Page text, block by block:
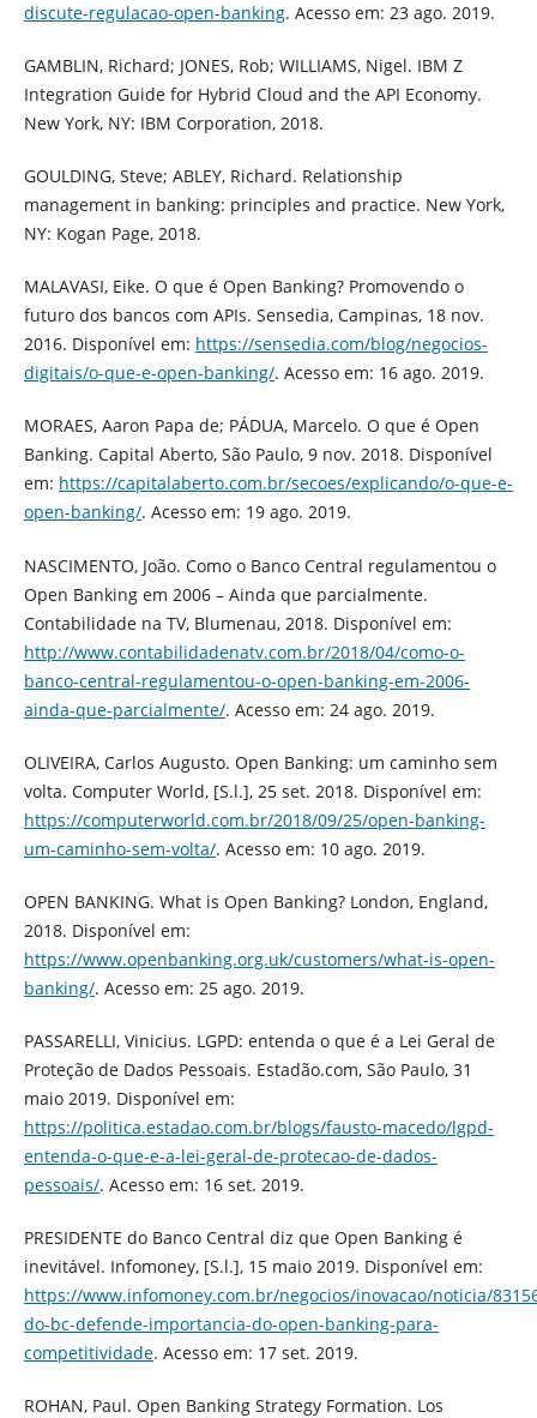
discute-regulacao-open-banking. Acesso em: 23 ago. 2019.
GAMBLIN, Richard; JONES, Rob; WILLIAMS, Nigel. IBM Z
Integration Guide for Hybrid Cloud and the API Economy.
New York, NY: IBM Corporation, 2018.
GOULDING, Steve; ABLEY, Richard. Relationship
management in banking: principles and practice. New York,
NY: Kogan Page, 2018.
MALAVASI, Eike. O que é Open Banking? Promovendo o
futuro dos bancos com APIs. Sensedia, Campinas, 18 nov.
2016. Disponível em: https://sensedia.com/blog/negocios-
digitais/o-que-e-open-banking/. Acesso em: 16 ago. 2019.
MORAES, Aaron Papa de; PÁDUA, Marcelo. O que é Open
Banking. Capital Aberto, São Paulo, 9 nov. 2018. Disponível
em: https://capitalaberto.com.br/secoes/explicando/o-que-e-
open-banking/. Acesso em: 19 ago. 2019.
NASCIMENTO, João. Como o Banco Central regulamentou o
Open Banking em 2006 – Ainda que parcialmente.
Contabilidade na TV, Blumenau, 2018. Disponível em:
http://www.contabilidadenatv.com.br/2018/04/como-o-
banco-central-regulamentou-o-open-banking-em-2006-
ainda-que-parcialmente/. Acesso em: 24 ago. 2019.
OLIVEIRA, Carlos Augusto. Open Banking: um caminho sem
volta. Computer World, [S.l.], 25 set. 2018. Disponível em:
https://computerworld.com.br/2018/09/25/open-banking-
um-caminho-sem-volta/. Acesso em: 10 ago. 2019.
OPEN BANKING. What is Open Banking? London, England,
2018. Disponível em:
https://www.openbanking.org.uk/customers/what-is-open-
banking/. Acesso em: 25 ago. 2019.
PASSARELLI, Vinicius. LGPD: entenda o que é a Lei Geral de
Proteção de Dados Pessoais. Estadão.com, São Paulo, 31
maio 2019. Disponível em:
https://politica.estadao.com.br/blogs/fausto-macedo/lgpd-
entenda-o-que-e-a-lei-geral-de-protecao-de-dados-
pessoais/. Acesso em: 16 set. 2019.
PRESIDENTE do Banco Central diz que Open Banking é
inevitável. Infomoney, [S.l.], 15 maio 2019. Disponível em:
https://www.infomoney.com.br/negocios/inovacao/noticia/
do-bc-defende-importancia-do-open-banking-para-
competitividade. Acesso em: 17 set. 2019.
ROHAN, Paul. Open Banking Strategy Formation. Los